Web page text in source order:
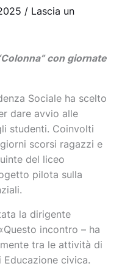
/ Lascia un
con giornate
Sociale ha scelto
dare avvio alle
studenti. Coinvolti
scorsi ragazzi e
del liceo
pilota sulla
la dirigente
incontro – ha
tra le attività di
Educazione civica.